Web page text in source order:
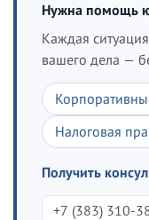
Нужна помощь
Каждая
вашего дела —
Налоговая
Получить
+7 (383) 310-